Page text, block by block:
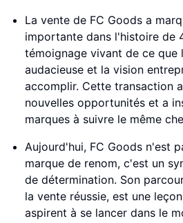
La vente de FC Goods a
importante dans l'histoire de
témoignage vivant de ce que
audacieuse et la vision
accomplir. Cette transaction
nouvelles opportunités et a
marques à suivre le même
Aujourd'hui, FC Goods n'est
marque de renom, c'est un
de détermination. Son
la vente réussie, est une
aspirent à se lancer dans le